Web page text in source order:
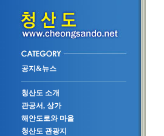
공지&뉴스
청산도 소개
관공서, 상가
해안도로와 마을
청산도 관광지